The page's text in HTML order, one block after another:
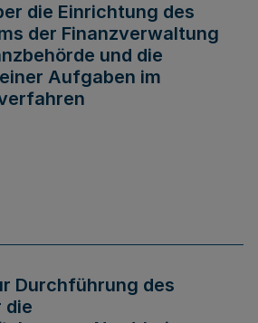
die Einrichtung des
der Finanzverwaltung
und die
Aufgaben im
Durchführung des
die